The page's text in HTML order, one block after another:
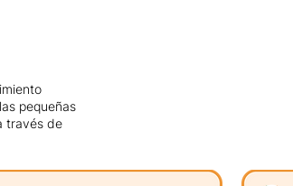
pequeñas
través de